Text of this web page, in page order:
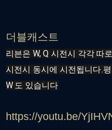
더블캐스트
리븐은 W, Q 시전시 각각 따
시전시 동시에 시전됩니다.
W 도 있습니다
https://youtu.be/